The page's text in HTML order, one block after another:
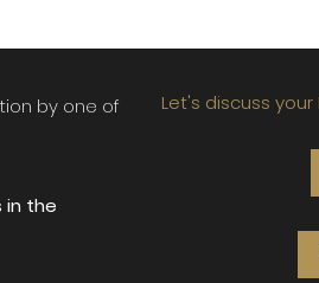
by one of
in the
Let's discuss your